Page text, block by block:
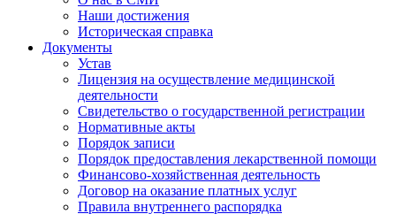
Наши достижения
Историческая справка
Документы
Устав
Лицензия на осуществление медицинской
деятельности
Свидетельство о государственной регистрации
Нормативные акты
Порядок записи
Порядок предоставления лекарственной помощи
Финансово-хозяйственная деятельность
Договор на оказание платных услуг
Правила внутреннего распорядка